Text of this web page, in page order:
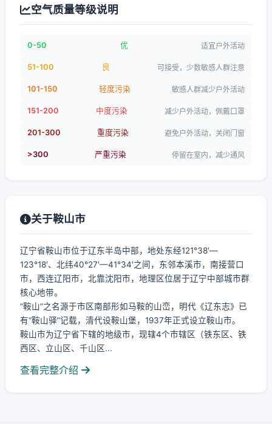
空气质量等级说明
0-50 优 适宜户外活动
51-100 良 可接受，少数敏感人群注意
101-150 轻度污染 敏感人群减少户外活动
151-200 中度污染 减少户外活动，佩戴口罩
201-300 重度污染 避免户外活动，关闭门窗
>300 严重污染 停留在室内，减少通风
关于鞍山市
辽宁省鞍山市位于辽东半岛中部，地处东经121°38′—
123°18′、北纬40°27′—41°34′之间，东邻本溪市，南接营口
市，西连辽阳市，北靠沈阳市，地理区位居于辽宁中部城市群
核心地带。
“鞍山”之名源于市区南部形如马鞍的山峦，明代《辽东志》已
有“鞍山驿”记载，清代设鞍山堡，1937年正式设立鞍山市。
鞍山市为辽宁省下辖的地级市，现辖4个市辖区（铁东区、铁
西区、立山区、千山区...
查看完整介绍